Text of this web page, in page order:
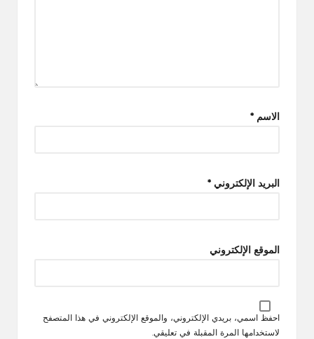
الاسم *
البريد الإلكتروني *
الموقع الإلكتروني
احفظ اسمي، بريدي الإلكتروني، والموقع الإلكتروني في هذا المتصفح
لاستخدامها المرة المقبلة في تعليقي.